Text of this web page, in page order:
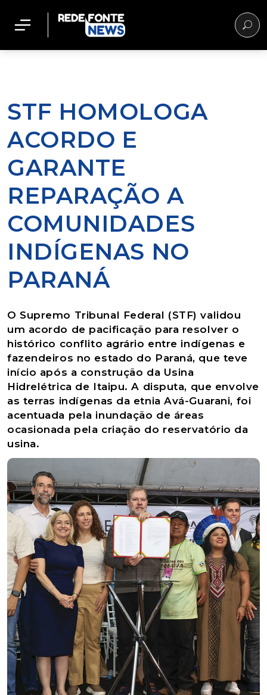
STF HOMOLOGA
ACORDO E
GARANTE
REPARAÇÃO A
COMUNIDADES
INDÍGENAS NO
PARANÁ
O Supremo Tribunal Federal (STF) validou
um acordo de pacificação para resolver o
histórico conflito agrário entre indígenas e
fazendeiros no estado do Paraná, que teve
início após a construção da Usina
Hidrelétrica de Itaipu. A disputa, que envolve
as terras indígenas da etnia Avá-Guarani, foi
acentuada pela inundação de áreas
ocasionada pela criação do reservatório da
usina.